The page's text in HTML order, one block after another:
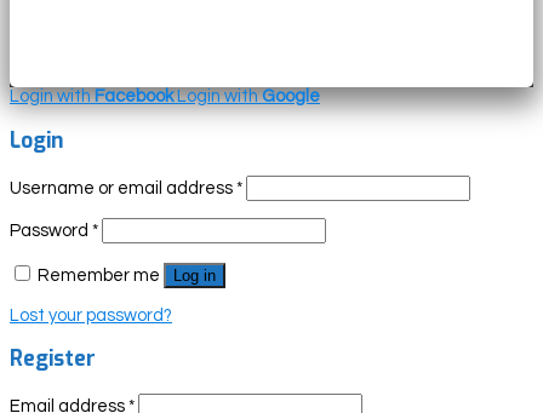
Login withFacebook Login withGoogle
Login
Username or email address *
Password *
Remember me Log in
Lost your password?
Register
Email address *